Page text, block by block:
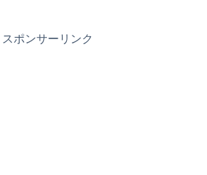
スポンサーリンク